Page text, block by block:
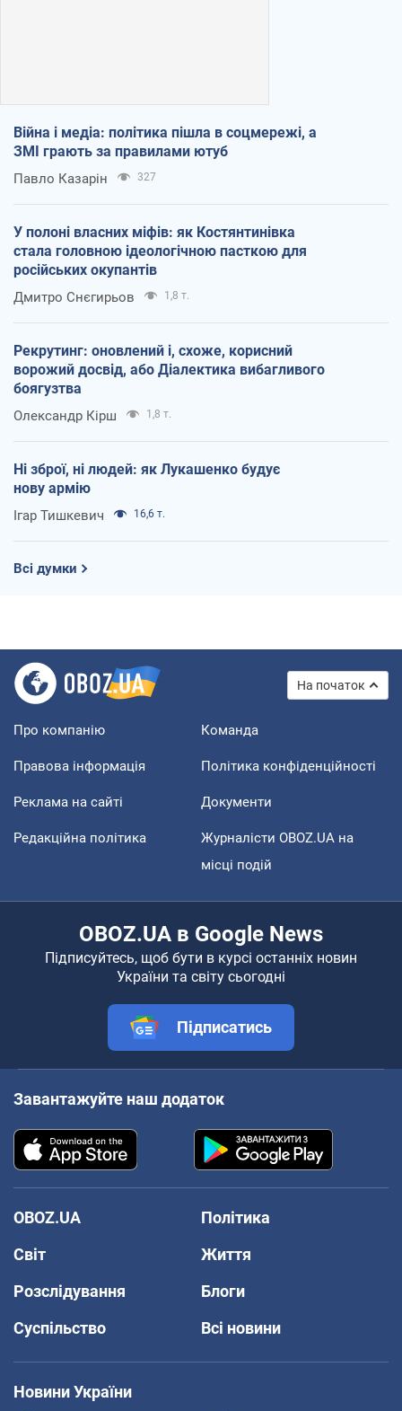
Війна і медіа: політика пішла в соцмережі, а
ЗМІ грають за правилами ютуб
Павло Казарін 327
У полоні власних міфів: як Костянтинівка
стала головною ідеологічною пасткою для
російських окупантів
Дмитро Снєгирьов 1,8 т.
Рекрутинг: оновлений і, схоже, корисний
ворожий досвід, або Діалектика вибагливого
боягузтва
Олександр Кірш 1,8 т.
Ні зброї, ні людей: як Лукашенко будує
нову армію
Ігар Тишкевич 16,6 т.
Всі думки
На початок
Про компанію Команда
Правова інформація Політика конфіденційності
Реклама на сайті Документи
Редакційна політика
Журналісти OBOZ.UA на
місці подій
OBOZ.UA в Google News
Підписуйтесь, щоб бути в курсі останніх новин
України та світу сьогодні
Підписатись
Завантажуйте наш додаток
OBOZ.UA
Політика
Світ
Життя
Розслідування
Блоги
Суспільство
Всі новини
Новини України